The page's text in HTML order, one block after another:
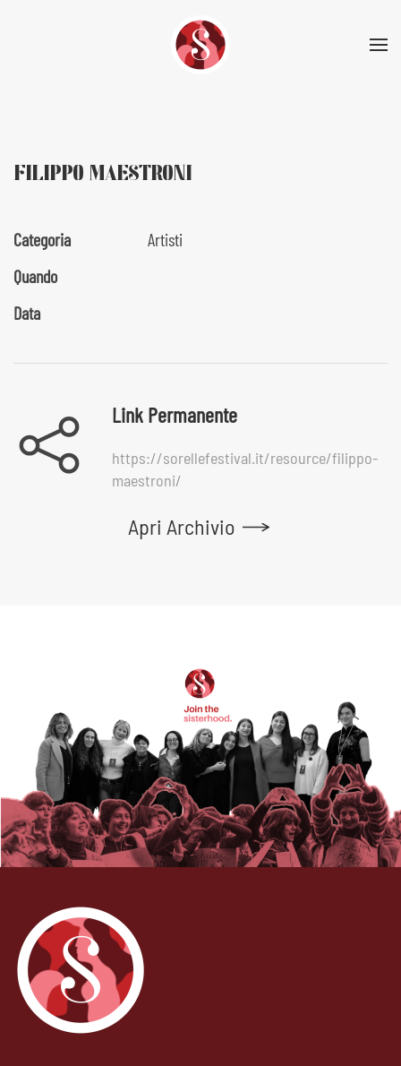
Skip to main content
FILIPPO MAESTRONI
Categoria
Artisti
Quando
Data
Link Permanente
https://sorellefestival.it/resource/filippo-
maestroni/
Apri Archivio